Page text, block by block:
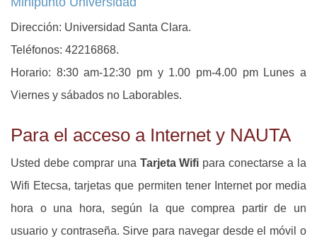
Dirección: Universidad Santa Clara.
Teléfonos: 42216868.
Horario: 8:30 am-12:30 pm y 1.00 pm-4.00 pm Lunes a
Viernes y sábados no Laborables.
Para el acceso a Internet y NAUTA
Usted debe comprar una Tarjeta Wifi para conectarse a la
Wifi Etecsa, tarjetas que permiten tener Internet por media
hora o una hora, según la que comprea partir de un
usuario y contraseña. Sirve para navegar desde el móvil o